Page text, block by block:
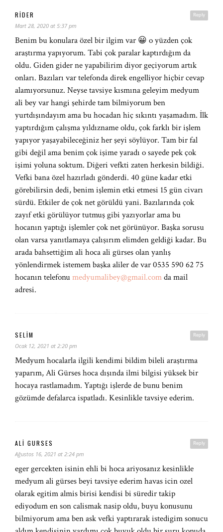
Reply
RIDER
Mart 28, 2020 at 5:37 pm
Benim bu konulara özel bir ilgim var 😀 o yüzden çok
araştırma yapıyorum. Tabi çok paralar kaptırdığım da
oldu. Giden gider ne yapabilirim diyor geçiyorum artık
onları. Bazıları var telefonda direk engelliyor hiçbir cevap
alamıyorsunuz. Neyse tavsiye kısmına geleyim medyum
ali bey var hangi şehirde tam bilmiyorum ben
yurtdışındayım ama bu hocadan hiç sıkıntı yaşamadım. İlk
yaptırdığım çalışma yıldızname oldu, çok farklı bir işlem
yapıyor yaşayabileceğiniz her şeyi söylüyor. Tam bir fal
gibi değil ama benim çok işime yaradı o sayede pek çok
işimi yoluna soktum. Diğeri vefkti zaten herkesin bildiği.
Vefki bana özel hazırladı gönderdi. 40 güne kadar etki
görebilirsin dedi, benim işlemin etki etmesi 15 gün civarı
sürdü. Etkiler de çok net görüldü yani. Bazılarında çok
zayıf etki görülüyor tutmuş gibi yazıyorlar ama bu
hocanın yaptığı işlemler çok net görünüyor. Başka sorusu
olan varsa yanıtlamaya çalışırım elimden geldiği kadar. Bu
arada bahsettiğim ali hoca ali gürses olan yanlış
yönlendirmek istemem başka aliler de var 0535 590 62 75
hocanın telefonumedyumalibey@gmail.comda mail
adresi.
Reply
SELIM
Ocak 12, 2021 at 2:20 pm
Medyum hocalarla ilgili kendimi bildim bileli araştırma
yaparım, Ali Gürses hoca dışında ilmi bilgisi yüksek bir
hocaya rastlamadım. Yaptığı işlerde de bunu benim
gözümde defalarca ispatladı. Kesinlikle tavsiye ederim.
Reply
ALI GURSES
Ağustos 16, 2021 at 2:24 pm
eger gercekten isinin ehli bi hoca ariyosanız kesinlikle
medyum ali gürses beyi tavsiye ederim havas icin ozel
olarak egitim almis birisi kendisi bi süredir takip
ediyodum en son calismak nasip oldu, buyu konusunu
bilmiyorum ama ben ask vefki yaptırarak istedigim sonucu